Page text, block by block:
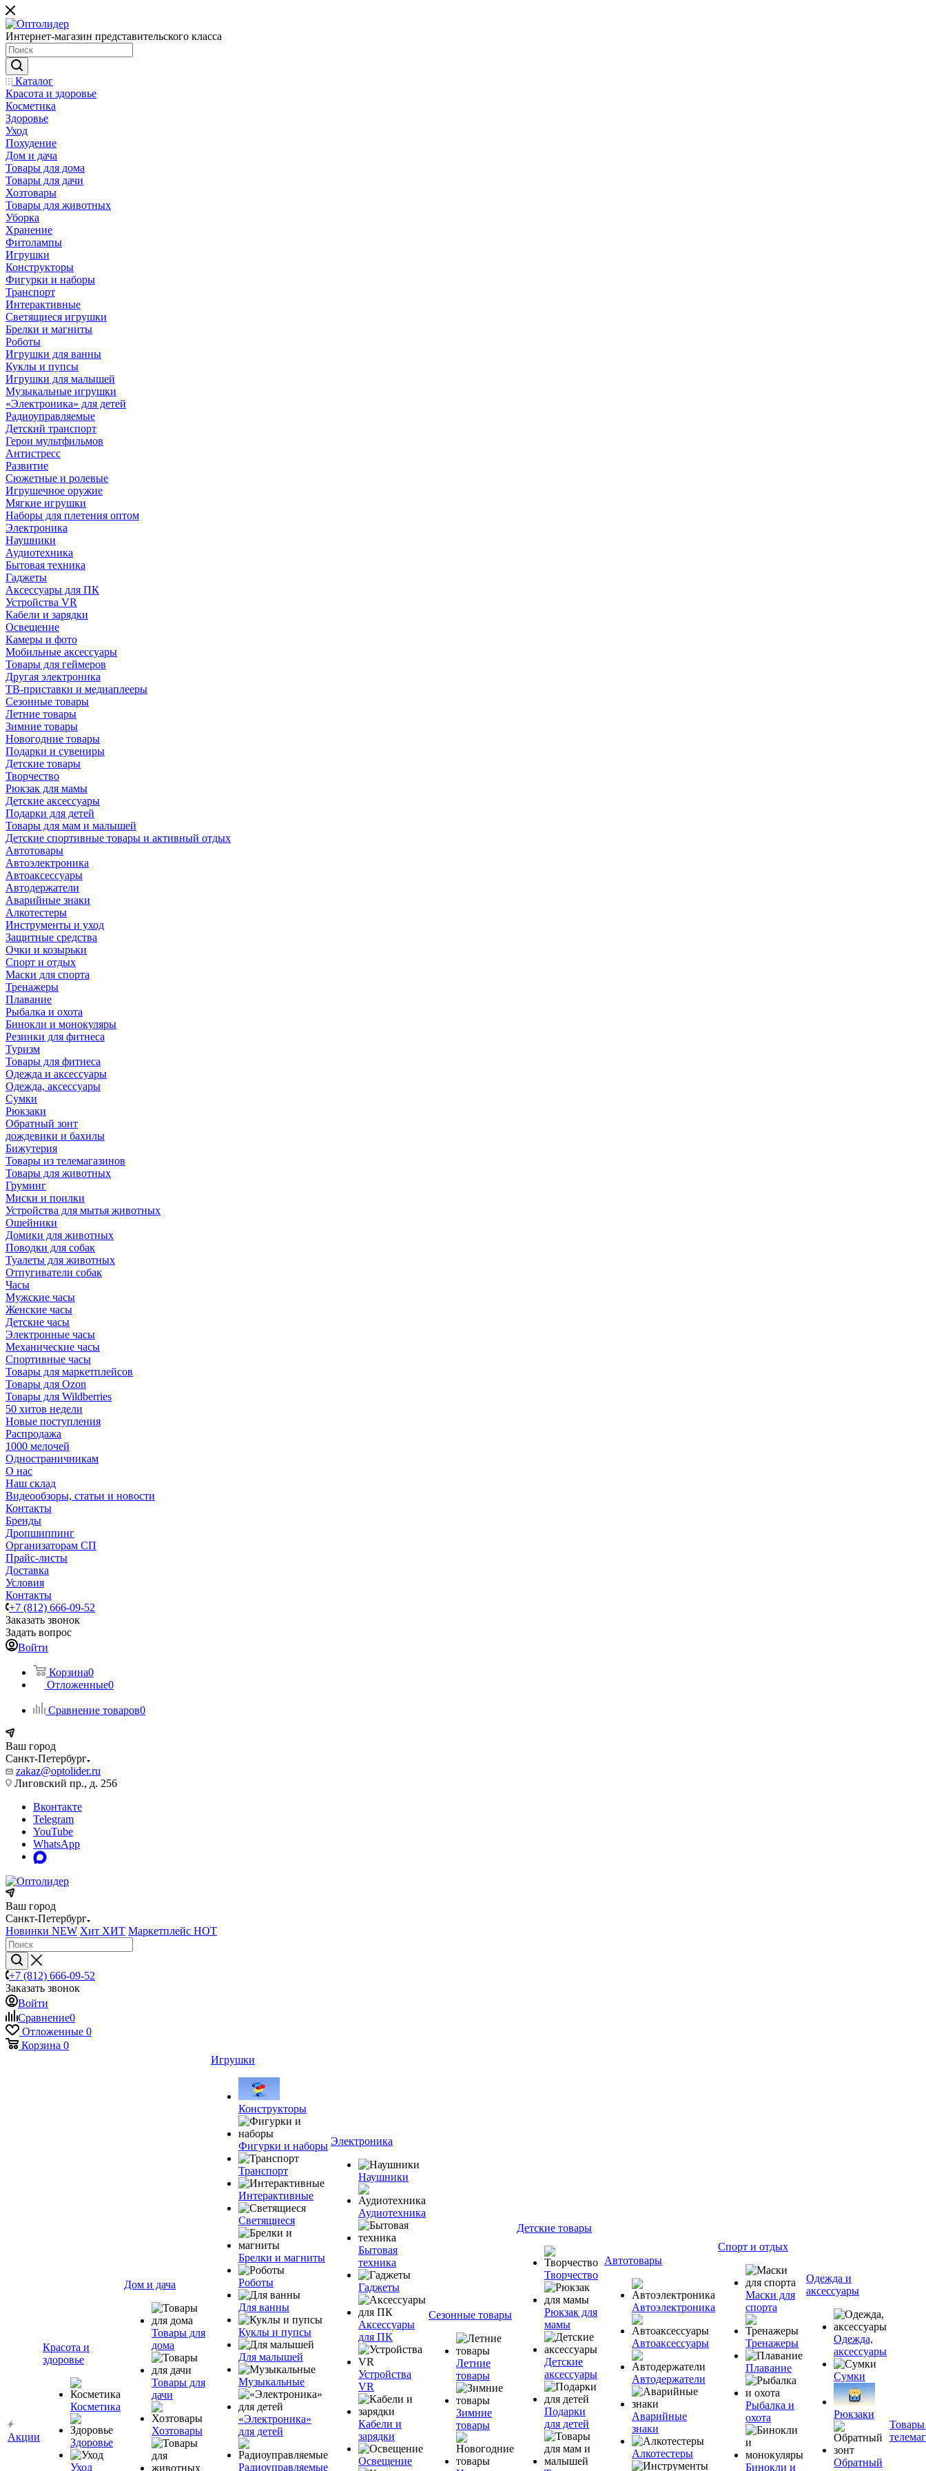
Интернет-магазин представительского класса
Каталог
Красота и здоровье
Косметика
Здоровье
Уход
Похудение
Дом и дача
Товары для дома
Товары для дачи
Хозтовары
Товары для животных
Уборка
Хранение
Фитолампы
Игрушки
Конструкторы
Фигурки и наборы
Транспорт
Интерактивные
Светящиеся игрушки
Брелки и магниты
Роботы
Игрушки для ванны
Куклы и пупсы
Игрушки для малышей
Музыкальные игрушки
«Электроника» для детей
Радиоуправляемые
Детский транспорт
Герои мультфильмов
Антистресс
Развитие
Сюжетные и ролевые
Игрушечное оружие
Мягкие игрушки
Наборы для плетения оптом
Электроника
Наушники
Аудиотехника
Бытовая техника
Гаджеты
Аксессуары для ПК
Устройства VR
Кабели и зарядки
Освещение
Камеры и фото
Мобильные аксессуары
Товары для геймеров
Другая электроника
ТВ-приставки и медиаплееры
Сезонные товары
Летние товары
Зимние товары
Новогодние товары
Подарки и сувениры
Детские товары
Творчество
Рюкзак для мамы
Детские аксессуары
Подарки для детей
Товары для мам и малышей
Детские спортивные товары и активный отдых
Автотовары
Автоэлектроника
Автоаксессуары
Автодержатели
Аварийные знаки
Алкотестеры
Инструменты и уход
Защитные средства
Очки и козырьки
Спорт и отдых
Маски для спорта
Тренажеры
Плавание
Рыбалка и охота
Бинокли и монокуляры
Резинки для фитнеса
Туризм
Товары для фитнеса
Одежда и аксессуары
Одежда, аксессуары
Сумки
Рюкзаки
Обратный зонт
дождевики и бахилы
Бижутерия
Товары из телемагазинов
Товары для животных
Груминг
Миски и поилки
Устройства для мытья животных
Ошейники
Домики для животных
Поводки для собак
Туалеты для животных
Отпугиватели собак
Часы
Мужские часы
Женские часы
Детские часы
Электронные часы
Механические часы
Спортивные часы
Товары для маркетплейсов
Товары для Ozon
Товары для Wildberries
50 хитов недели
Новые поступления
Распродажа
1000 мелочей
Одностраничникам
О нас
Наш склад
Видеообзоры, статьи и новости
Контакты
Бренды
Дропшиппинг
Организаторам СП
Прайс-листы
Доставка
Условия
Контакты
+7 (812) 666-09-52
Заказать звонок
Задать вопрос
Войти
Корзина0
Отложенные0
Сравнение товаров0
Ваш город
Санкт-Петербург
zakaz@optolider.ru
Лиговский пр., д. 256
Вконтакте
Telegram
YouTube
WhatsApp
Ваш город
Санкт-Петербург
Новинки NEW Хит ХИТ Маркетплейс HOT
+7 (812) 666-09-52
Заказать звонок
Войти
Сравнение0
Отложенные 0
Корзина 0
Акции
Красота и
здоровье
Косметика
Здоровье
Уход
Дом и дача
Товары для
дома
Товары для
дачи
Хозтовары
Игрушки
Конструкторы
Фигурки и наборы
Транспорт
Интерактивные
Светящиеся
Брелки и магниты
Роботы
Для ванны
Куклы и пупсы
Для малышей
Музыкальные
«Электроника»
для детей
Радиоуправляемые
Электроника
Наушники
Аудиотехника
Бытовая
техника
Гаджеты
Аксессуары
для ПК
Устройства
VR
Кабели и
зарядки
Освещение
Сезонные товары
Летние
товары
Зимние
товары
Детские товары
Творчество
Рюкзак для
мамы
Детские
аксессуары
Подарки
для детей
Автотовары
Автоэлектроника
Автоаксессуары
Автодержатели
Аварийные
знаки
Алкотестеры
Спорт и отдых
Маски для
спорта
Тренажеры
Плавание
Рыбалка и
охота
Бинокли и
Одежда и
аксессуары
Одежда,
аксессуары
Сумки
Рюкзаки
Обратный
Товары